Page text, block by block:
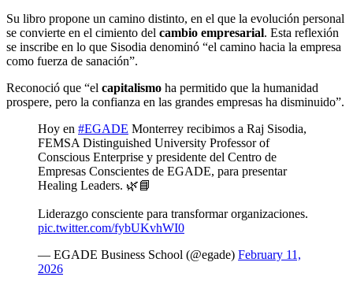
Su libro propone un camino distinto, en el que la evolución personal
se convierte en el cimiento del cambio empresarial. Esta reflexión
se inscribe en lo que Sisodia denominó “el camino hacia la empresa
como fuerza de sanación”.
Reconoció que “el capitalismo ha permitido que la humanidad
prospere, pero la confianza en las grandes empresas ha disminuido”.
Hoy en #EGADE Monterrey recibimos a Raj Sisodia,
FEMSA Distinguished University Professor of
Conscious Enterprise y presidente del Centro de
Empresas Conscientes de EGADE, para presentar
Healing Leaders. 🌿📘
Liderazgo consciente para transformar organizaciones.
pic.twitter.com/fybUKvhWI0
— EGADE Business School (@egade) February 11,
2026